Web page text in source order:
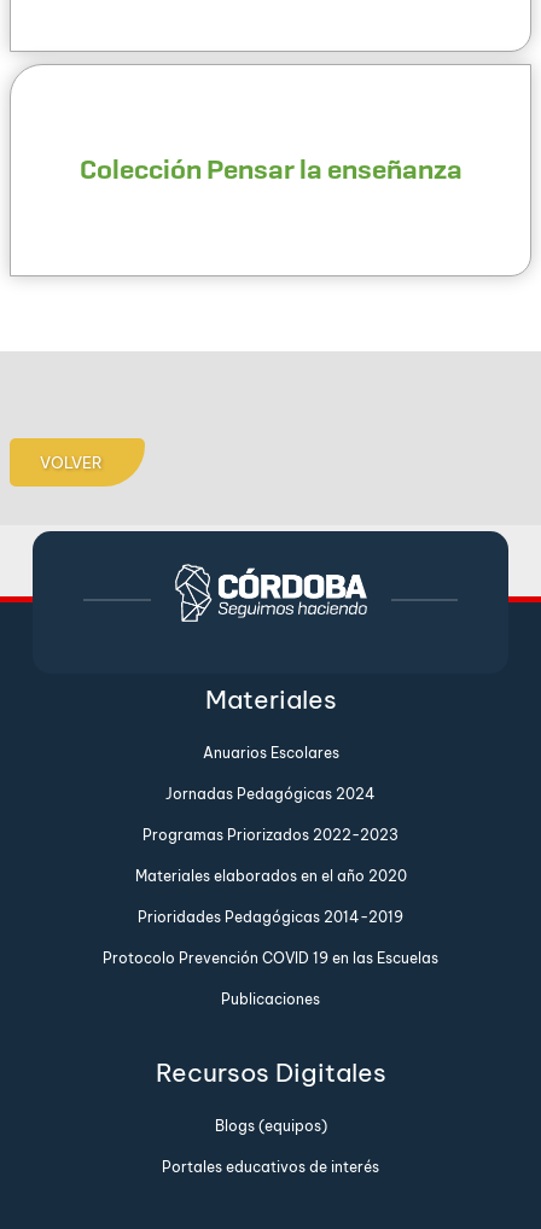
Colección Pensar la enseñanza
VOLVER
Materiales
Anuarios Escolares
Jornadas Pedagógicas 2024
Programas Priorizados 2022-2023
Materiales elaborados en el año 2020
Prioridades Pedagógicas 2014-2019
Protocolo Prevención COVID 19 en las Escuelas
Publicaciones
Recursos Digitales
Blogs (equipos)
Portales educativos de interés